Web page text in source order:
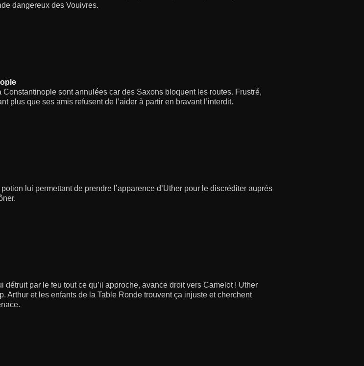
dangereux des Vouivres.
Constantinople sont annulées car des Saxons bloquent les routes. Frustré,
plus que ses amis refusent de l’aider à partir en bravant l’interdit.
lui permettant de prendre l’apparence d’Uther pour le discréditer auprès
détruit par le feu tout ce qu’il approche, avance droit vers Camelot ! Uther
Arthur et les enfants de la Table Ronde trouvent ça injuste et cherchent